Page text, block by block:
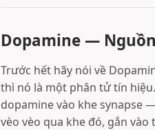
Dopamine —
Trước hết hãy nói về
thì nó là một phân tử tín
dopamine vào khe synapse
vèo vèo qua khe đó, gắn